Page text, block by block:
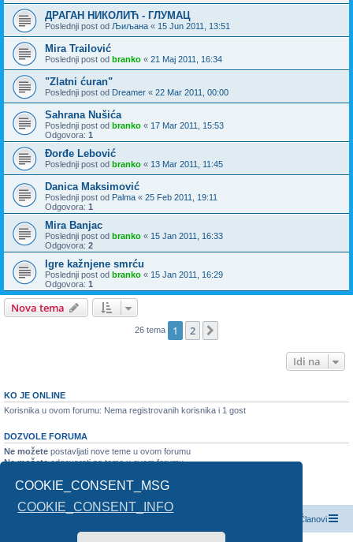
COOKIE_CONSENT_MSG
COOKIE_CONSENT_INFO
ДРАГАН НИКОЛИЋ - ГЛУМАЦ
Poslednji post od Љиљана « 15 Jun 2011, 13:51
Mira Trailović
Poslednji post od branko « 21 Maj 2011, 16:34
"Zlatni ćuran"
Poslednji post od Dreamer « 22 Mar 2011, 00:00
Sahrana Nušića
Poslednji post od branko « 17 Mar 2011, 15:53
Odgovora: 1
Đorđe Lebović
Poslednji post od branko « 13 Mar 2011, 11:45
Danica Maksimović
Poslednji post od Palma « 25 Feb 2011, 19:11
Odgovora: 1
Mira Banjac
Poslednji post od branko « 15 Jan 2011, 16:33
Odgovora: 2
Igre kažnjene smrću
Poslednji post od branko « 15 Jan 2011, 16:29
Odgovora: 1
Nova tema
26 tema 1 2
Idi na
KO JE ONLINE
Korisnika u ovom forumu: Nema registrovanih korisnika i 1 gost
DOZVOLE FORUMA
Ne možete postavljati nove teme u ovom forumu
Ne možeteodgovarati na teme u ovom forumu
Ne možetebrisati vaše postove u ovom forumu
slati prikačene fajlove u ovom forumu
Članovi